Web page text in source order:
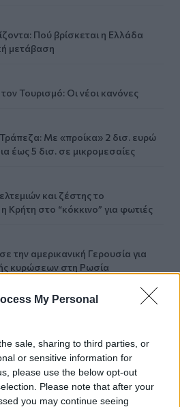
My Personal
sale, sharing to third parties, or
or sensitive information for
please use the below opt-out
Please note that after your
you may continue seeing
Πού βρίσκεται η Ελλάδα
μετάβαση
Τουρισμό: Οι νέοι κανόνες
Με «προίκα» 2 δισ. ευρώ
έως 5 δισ. σε μικρομεσαίες
και ζέστης το
Κρήτη στο “κόκκινο” για φωτιές
την αμερικανική Γερουσία για
κυρώσεων στη Ρωσία
τρύπησαν και δηλητηρίασαν
Σκύλος επέστρεψε με
σπίτι που τον φρόντιζαν